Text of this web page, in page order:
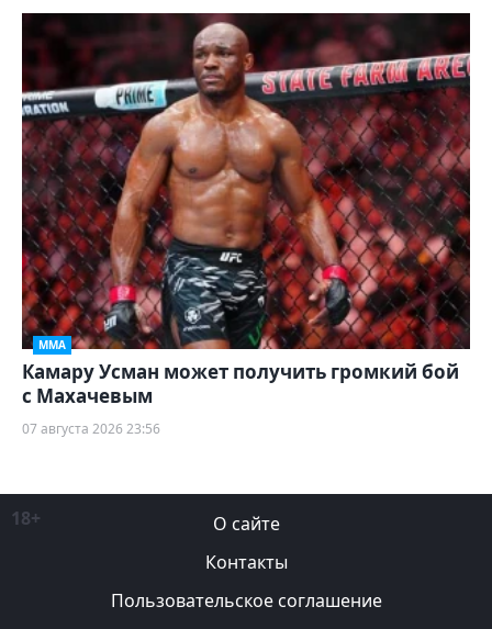
ММА
Камару Усман может получить громкий бой
с Махачевым
07 августа 2026 23:56
18+
О сайте
Контакты
Пользовательское соглашение